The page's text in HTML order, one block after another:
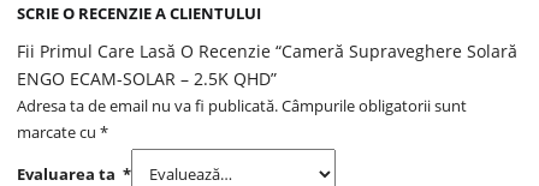
SCRIE O RECENZIE A CLIENTULUI
Fii Primul Care Lasă O Recenzie “Cameră Supraveghere Solară
ENGO ECAM-SOLAR – 2.5K QHD”
Adresa ta de email nu va fi publicată.Câmpurile obligatorii sunt
marcate cu*
Evaluarea ta*